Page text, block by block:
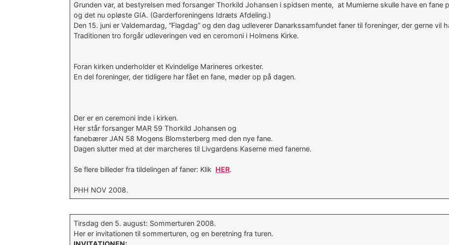
Grunden var, at bestyrelsen med forsanger Thorkild Johansen i spidsen mente, at Mumierne skulle have en fane
og det nu opløste GIA. (Garderforeningens Idræts Afdeling.)
Den 15. juni er Valdemardag, “Flagdag” og den dag udleverer Danarkssamfundet faner til foreninger, der gerne vil
Traditionen tro forgår udleveringen ved en ceromoni i Holmens Kirke.
Foran kirken underholder et Kvindelige Marineres orkester.
En del foreninger, der tidligere har fået en fane, møder op på dagen.
Der er en ceremoni inde i kirken.
Her står forsanger MAR 59 Thorkild Johansen og
fanebærer JAN 58 Mogens Blomsterberg med den nye fane.
Dagen slutter med at der marcheres til Livgardens Kaserne med fanerne.
Se flere billeder fra tildelingen af faner: Klik HER.
PHH NOV 2008.
Tirsdag den 5. august: Sommerturen 2008.
Her er invitationen til sommerturen, og en beretning fra turen.